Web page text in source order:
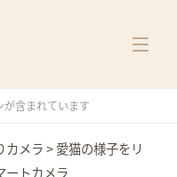
が含まれています
カメラ>愛猫の様子をリ
ートカメラ